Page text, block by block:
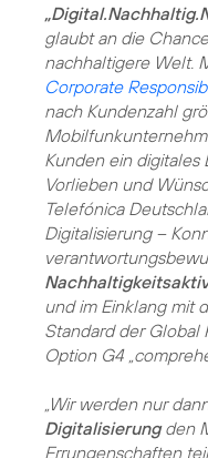
glaubt an die
nachhaltigere Welt.
Corporate
nach Kundenzahl
Kunden ein digitales
Vorlieben und
Telefónica
Digitalisierung –
und im Einklang mit
Standard der Global
Option G4
„Wir werden nur
Digitalisierungden
Errungenschaften